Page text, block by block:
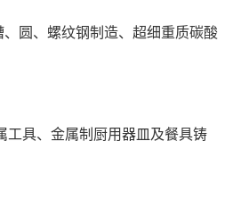
圆、螺纹钢制造、超细重质碳酸
工具、金属制厨用器皿及餐具铸